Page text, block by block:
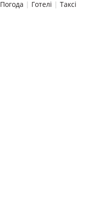
Погода | Готелі | Таксі